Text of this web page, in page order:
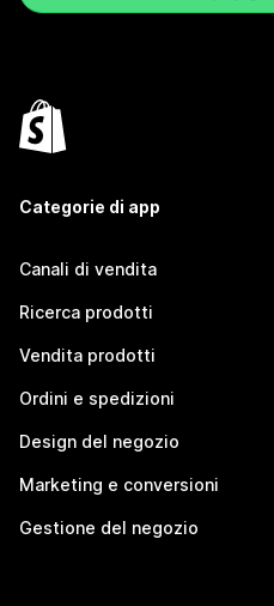
Categorie di app
Canali di vendita
Ricerca prodotti
Vendita prodotti
Ordini e spedizioni
Design del negozio
Marketing e conversioni
Gestione del negozio